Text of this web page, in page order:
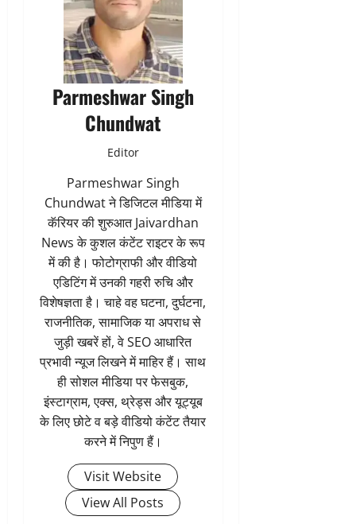
Parmeshwar Singh
Chundwat
Editor
Parmeshwar Singh
Chundwat ने डिजिटल मीडिया में
कॅरियर की शुरुआत Jaivardhan
News के कुशल कंटेंट राइटर के रूप
में की है। फोटोग्राफी और वीडियो
एडिटिंग में उनकी गहरी रुचि और
विशेषज्ञता है। चाहे वह घटना, दुर्घटना,
राजनीतिक, सामाजिक या अपराध से
जुड़ी खबरें हों, वे SEO आधारित
प्रभावी न्यूज लिखने में माहिर हैं। साथ
ही सोशल मीडिया पर फेसबुक,
इंस्टाग्राम, एक्स, थ्रेड्स और यूट्यूब
के लिए छोटे व बड़े वीडियो कंटेंट तैयार
करने में निपुण हैं।
Visit Website
View All Posts